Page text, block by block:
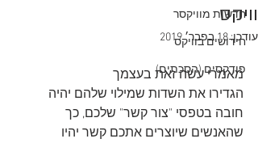
חדשות מוויקסר
חידושים בוויקס
פודקסים (הסכתים)
וויקס
עודכן:18 בפבר׳ 2019
מאמרי עשה זאת בעצמך
הגדירו את השדות שמילוי שלהם יהיה
חובה בטפסי "צור קשר" שלכם, כך
שהאנשים שיוצרים אתכם קשר יהיו